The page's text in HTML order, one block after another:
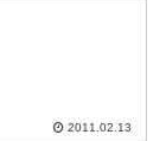
2011.02.13